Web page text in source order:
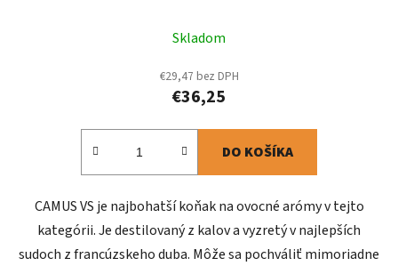
Skladom
€29,47 bez DPH
€36,25
DO KOŠÍKA
CAMUS VS je najbohatší koňak na ovocné arómy v tejto
kategórii. Je destilovaný z kalov a vyzretý v najlepších
sudoch z francúzskeho duba. Môže sa pochváliť mimoriadne